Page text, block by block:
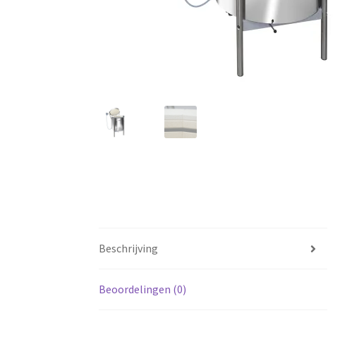
Beschrijving
Beoordelingen (0)